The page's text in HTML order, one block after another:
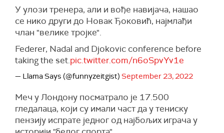
У улози тренера, али и вође навијача, нашао
се нико други до Новак Ђоковић, најмлађи
члан "велике тројке".
Federer, Nadal and Djokovic conference before
taking the set.pic.twitter.com/n6oSpvYv1e
— Llama Says (@funnyzeitgist) September 23, 2022
Меч у Лондону посматрало је 17.500
гледалаца, који су имали част да у тениску
пензију испрате једног од најбољих играча у